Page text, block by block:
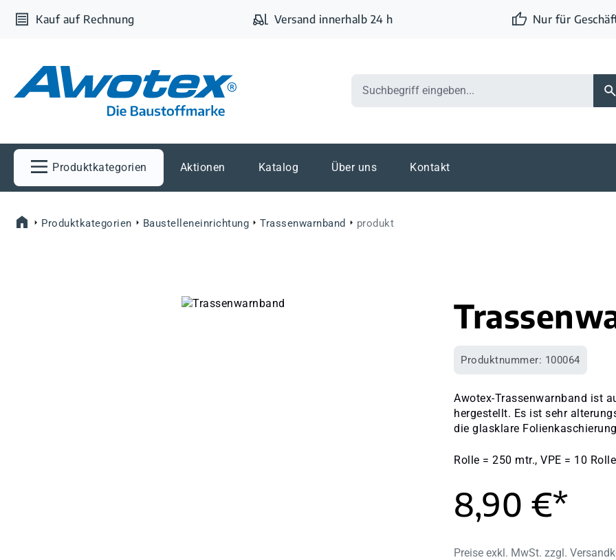
Hauptinhalt springen
Zur Suche springen
Zur Hauptnavigation springen
Kauf auf Rechnung Versand innerhalb 24 h Nur für
Produktkategorien Aktionen Katalog Über uns Kontakt
Produktkategorien Baustelleneinrichtung Trassenwarnband produkt
Produktnummer: 100064
Awotex-Trassenwarnband ist
hergestellt. Es ist sehr
die glasklare
Rolle = 250 mtr., VPE = 10
8,90 €*
Preise exkl. MwSt. zzgl.